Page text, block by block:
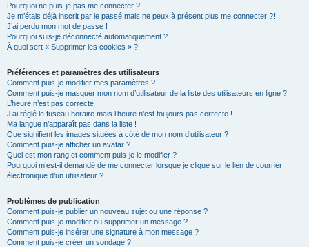
Pourquoi ne puis-je pas me connecter ?
Je m’étais déjà inscrit par le passé mais ne peux à présent plus me connecter ?!
J’ai perdu mon mot de passe !
Pourquoi suis-je déconnecté automatiquement ?
À quoi sert « Supprimer les cookies » ?
Préférences et paramètres des utilisateurs
Comment puis-je modifier mes paramètres ?
Comment puis-je masquer mon nom d’utilisateur de la liste des utilisateurs en ligne ?
L’heure n’est pas correcte !
J’ai réglé le fuseau horaire mais l’heure n’est toujours pas correcte !
Ma langue n’apparaît pas dans la liste !
Que signifient les images situées à côté de mon nom d’utilisateur ?
Comment puis-je afficher un avatar ?
Quel est mon rang et comment puis-je le modifier ?
Pourquoi m’est-il demandé de me connecter lorsque je clique sur le lien de courrier
électronique d’un utilisateur ?
Problèmes de publication
Comment puis-je publier un nouveau sujet ou une réponse ?
Comment puis-je modifier ou supprimer un message ?
Comment puis-je insérer une signature à mon message ?
Comment puis-je créer un sondage ?